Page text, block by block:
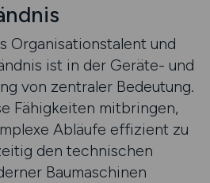
Organisationstalent und
ist in der Geräte- und
von zentraler Bedeutung.
Fähigkeiten mitbringen,
Abläufe effizient zu
den technischen
Baumaschinen